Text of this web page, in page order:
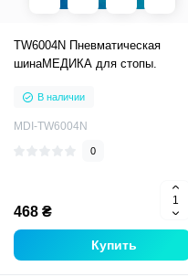
TW6004N Пневматическая
шинаМЕДИКА для стопы.
В наличии
MDI-TW6004N
0
468 ₴
Купить